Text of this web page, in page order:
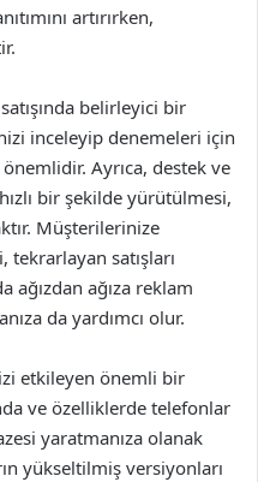
artırırken,
belirleyici bir
inceleyip denemeleri için
Ayrıca, destek ve
bir şekilde yürütülmesi,
Müşterilerinize
satışları
ağızdan ağıza reklam
da yardımcı olur.
etkileyen önemli bir
ve özelliklerde telefonlar
yaratmanıza olanak
yükseltilmiş versiyonları